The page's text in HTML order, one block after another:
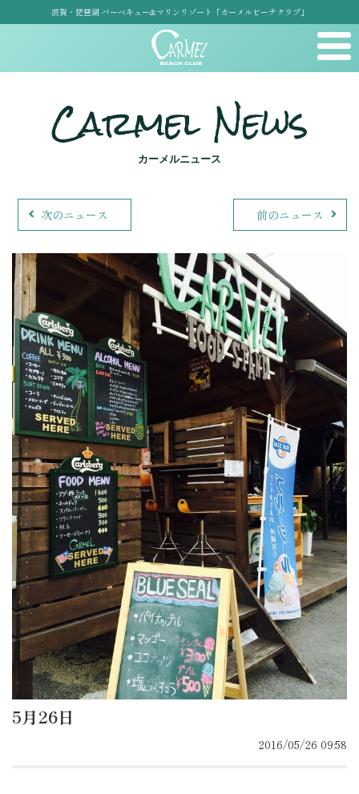
滋賀・琵琶湖 バーベキュー&マリンリゾート「カーメルビーチクラブ」
Carmel News
カーメルニュース
次のニュース 前のニュース
5月26日
2016/05/26 09:58